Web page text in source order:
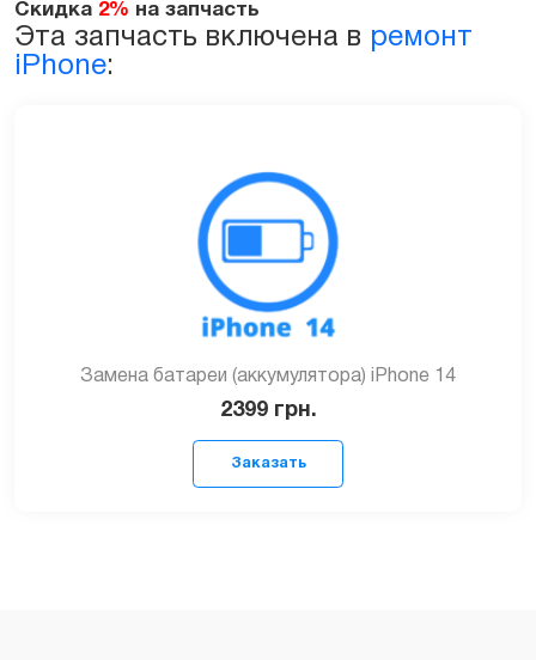
Скидка 2% на запчасть
Эта запчасть включена в ремонт
iPhone:
Замена батареи (аккумулятора) iPhone 14
2399 грн.